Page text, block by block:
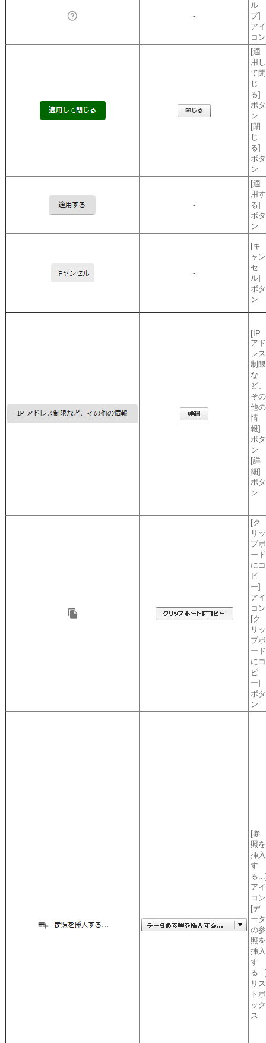
-
ル
プ]
アイ
コン
[適
用し
て閉
じ
る]
ボタ
ン
[閉
じ
る]
ボタ
ン
-
[適
用す
る]
ボタ
ン
-
[キ
ャン
セ
ル]
ボタ
ン
[IP
アド
レス
制限
な
ど、
その
他の
情
報]
ボタ
ン
[詳
細]
ボタ
ン
[ク
リッ
プボ
ード
にコ
ピ
ー]
アイ
コン
[ク
リッ
プボ
ード
にコ
ピ
ー]
ボタ
ン
[参
照を
挿入
す
る
アイ
コン
[デ
ータ
の参
照を
挿入
す
る
リス
トボ
ック
ス